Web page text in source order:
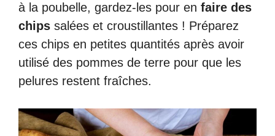
à la poubelle, gardez-les pour en faire des
chips salées et croustillantes ! Préparez
ces chips en petites quantités après avoir
utilisé des pommes de terre pour que les
pelures restent fraîches.